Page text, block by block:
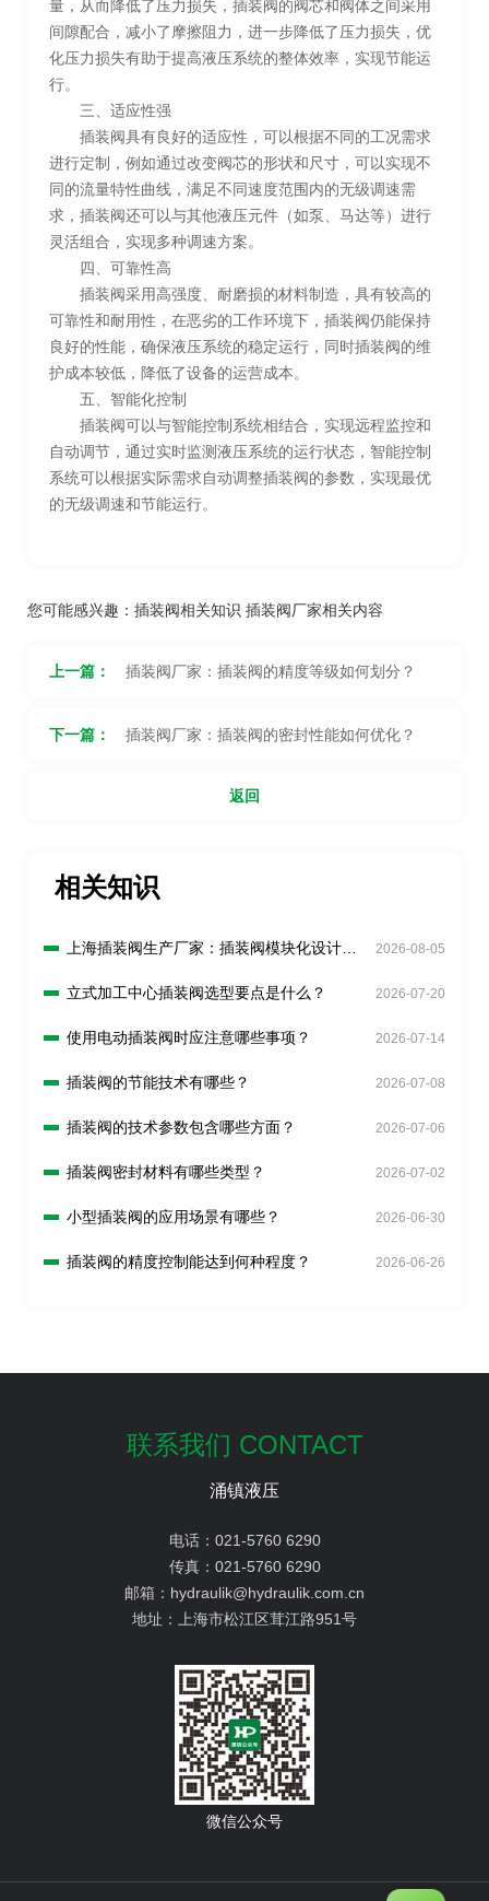
量，从而降低了压力损失，插装阀的阀芯和阀体之间采用
间隙配合，减小了摩擦阻力，进一步降低了压力损失，优
化压力损失有助于提高液压系统的整体效率，实现节能运
行。
三、适应性强
插装阀具有良好的适应性，可以根据不同的工况需求
进行定制，例如通过改变阀芯的形状和尺寸，可以实现不
同的流量特性曲线，满足不同速度范围内的无级调速需
求，插装阀还可以与其他液压元件（如泵、马达等）进行
灵活组合，实现多种调速方案。
四、可靠性高
插装阀采用高强度、耐磨损的材料制造，具有较高的
可靠性和耐用性，在恶劣的工作环境下，插装阀仍能保持
良好的性能，确保液压系统的稳定运行，同时插装阀的维
护成本较低，降低了设备的运营成本。
五、智能化控制
插装阀可以与智能控制系统相结合，实现远程监控和
自动调节，通过实时监测液压系统的运行状态，智能控制
系统可以根据实际需求自动调整插装阀的参数，实现最优
的无级调速和节能运行。
您可能感兴趣： 插装阀相关知识 插装阀厂家相关内容
上一篇： 插装阀厂家：插装阀的精度等级如何划分？
下一篇： 插装阀厂家：插装阀的密封性能如何优化？
返回
相关知识
上海插装阀生产厂家：插装阀模块化设计有
2026-08-05
立式加工中心插装阀选型要点是什么？ 2026-07-20
使用电动插装阀时应注意哪些事项？ 2026-07-14
插装阀的节能技术有哪些？ 2026-07-08
插装阀的技术参数包含哪些方面？ 2026-07-06
插装阀密封材料有哪些类型？ 2026-07-02
小型插装阀的应用场景有哪些？ 2026-06-30
插装阀的精度控制能达到何种程度？ 2026-06-26
联系我们 CONTACT
涌镇液压
电话： 021-5760 6290
传真： 021-5760 6290
邮箱： hydraulik@hydraulik.com.cn
地址：
上海市松江区茸江路951号
微信公众号